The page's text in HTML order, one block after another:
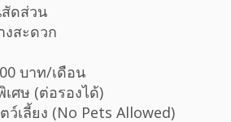
สัดส่วน
งสะดวก
บาท/เดือน
ศษ (ต่อรองได้)
ว์เลี้ยง (No Pets Allowed)